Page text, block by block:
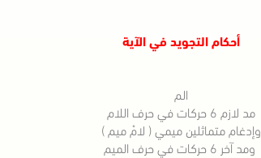
أحكام التجويد في الآية
الم
مد لازم 6 حركات في حرف اللام
وإدغام متماثلين ميمي ( لامْ ميم )
ومد آخر 6 حركات في حرف الميم